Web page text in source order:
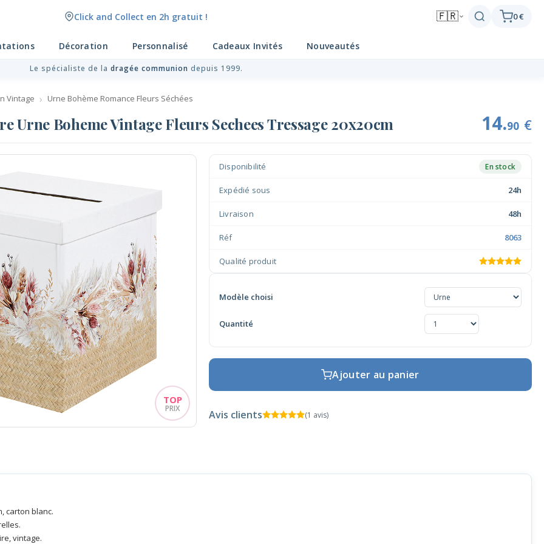
Click and Collect en 2h gratuit !
Livraison point relais gratuit dès 89 € ! 🇫🇷 0 €
Décoration Personnalisé Cadeaux Invités Nouveautés
Le spécialiste de la dragée communion depuis 1999.
Vintage Urne Bohème Romance Fleurs Séchées
Urne Boheme Vintage Fleurs Sechees Tressage 20x20cm 14.90 €
Disponibilité En stock
Expédié sous 24h
Livraison 48h
Réf 8063
Qualité produit
Modèle choisi
Quantité
Ajouter au panier
Avis clients (1 avis)
carton blanc.
vintage.